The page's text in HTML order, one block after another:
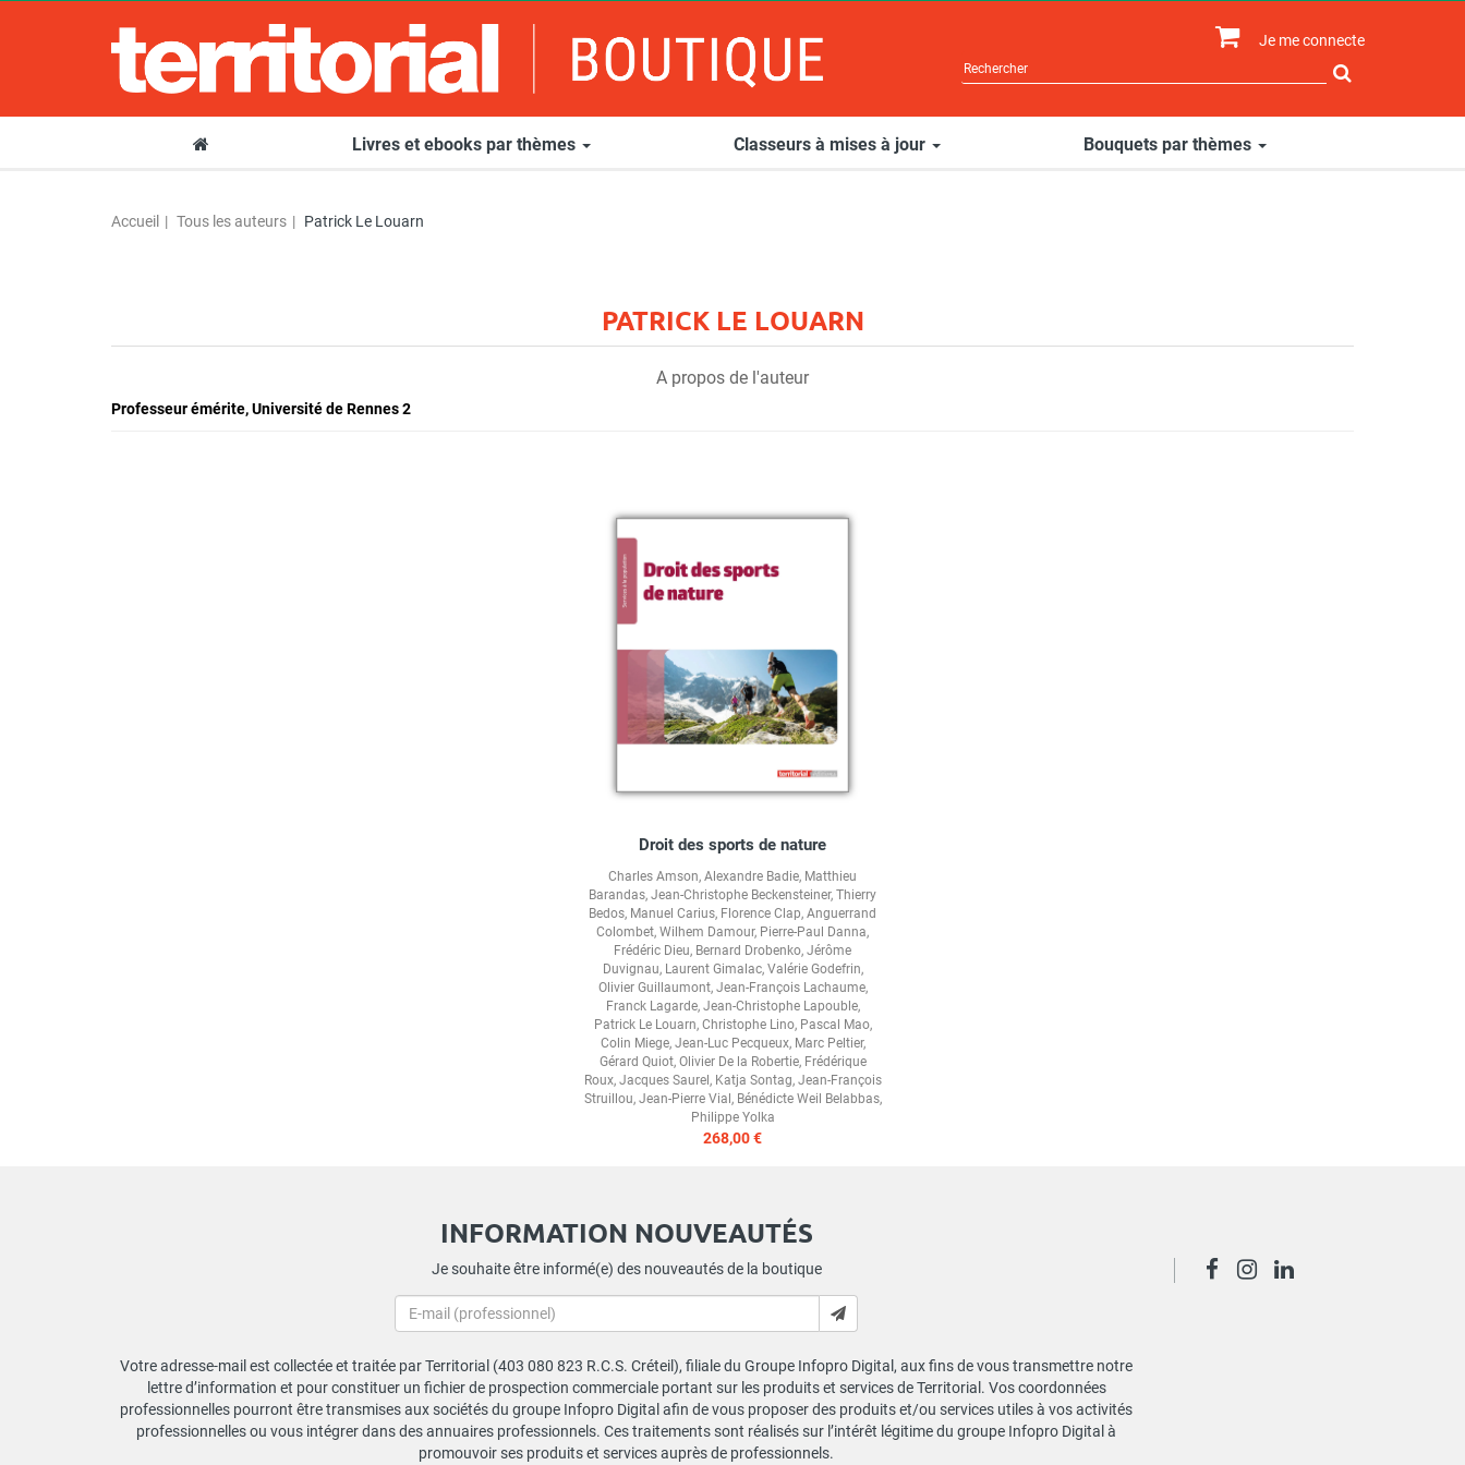
Je me connecte
Livres et ebooks par thèmes Classeurs à mises à jour Bouquets par thèmes
Accueil Tous les auteurs Patrick Le Louarn
PATRICK LE LOUARN
A propos de l'auteur
Professeur émérite, Université de Rennes 2
Droit des sports de nature
Charles Amson, Alexandre Badie, Matthieu
Barandas, Jean-Christophe Beckensteiner, Thierry
Bedos, Manuel Carius, Florence Clap, Anguerrand
Colombet, Wilhem Damour, Pierre-Paul Danna,
Frédéric Dieu, Bernard Drobenko, Jérôme
Duvignau, Laurent Gimalac, Valérie Godefrin,
Olivier Guillaumont, Jean-François Lachaume,
Franck Lagarde, Jean-Christophe Lapouble,
Patrick Le Louarn, Christophe Lino, Pascal Mao,
Colin Miege, Jean-Luc Pecqueux, Marc Peltier,
Gérard Quiot, Olivier De la Robertie, Frédérique
Roux, Jacques Saurel , Katja Sontag, Jean-François
Struillou, Jean-Pierre Vial , Bénédicte Weil Belabbas,
Philippe Yolka
268,00 €
INFORMATION NOUVEAUTÉS
Je souhaite être informé(e) des nouveautés de la boutique
Votre adresse-mail est collectée et traitée par Territorial (403 080 823 R.C.S. Créteil), filiale du Groupe Infopro Digital, aux fins de vous transmettre notre
lettre d’information et pour constituer un fichier de prospection commerciale portant sur les produits et services de Territorial. Vos coordonnées
professionnelles pourront être transmises aux sociétés du groupe Infopro Digital afin de vous proposer des produits et/ou services utiles à vos activités
professionnelles ou vous intégrer dans des annuaires professionnels. Ces traitements sont réalisés sur l’intérêt légitime du groupe Infopro Digital à
promouvoir ses produits et services auprès de professionnels.